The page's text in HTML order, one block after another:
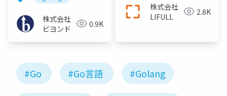
株式会社
ビヨンド
0.9K
株式会社
LIFULL
2.8K
#Go #Go言語 #Golang